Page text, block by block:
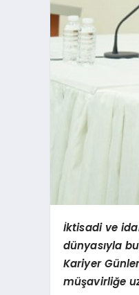
İktisadi ve
dünyasıyla
Kariyer
müşavirliğe